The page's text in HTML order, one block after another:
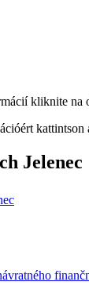
kliknite na
kattintson
Jelenec